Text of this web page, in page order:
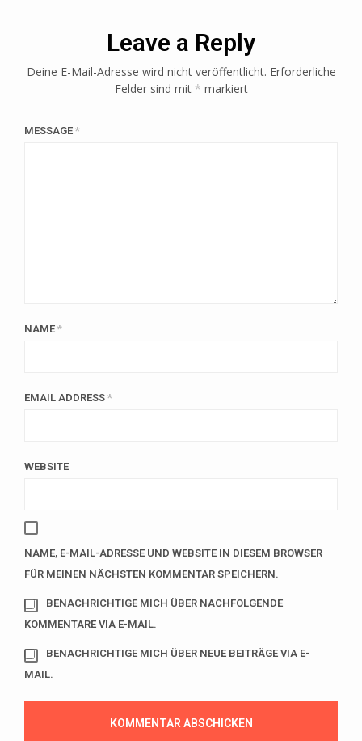
Leave a Reply
Deine E-Mail-Adresse wird nicht veröffentlicht. Erforderliche
Felder sind mit * markiert
MESSAGE *
NAME *
EMAIL ADDRESS *
WEBSITE
NAME, E-MAIL-ADRESSE UND WEBSITE IN DIESEM BROWSER
FÜR MEINEN NÄCHSTEN KOMMENTAR SPEICHERN.
BENACHRICHTIGE MICH ÜBER NACHFOLGENDE
KOMMENTARE VIA E-MAIL.
BENACHRICHTIGE MICH ÜBER NEUE BEITRÄGE VIA E-
MAIL.